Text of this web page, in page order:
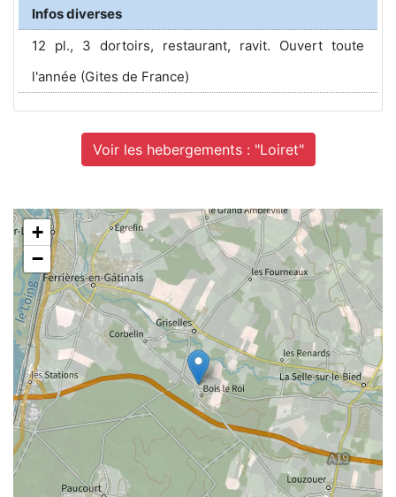
Infos diverses
12 pl., 3 dortoirs, restaurant, ravit. Ouvert toute
l'année (Gites de France)
Voir les hebergements : "Loiret"
+
−